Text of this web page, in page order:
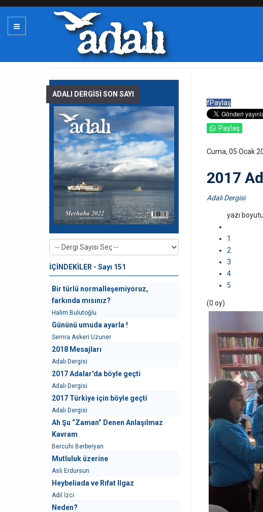
fPaylaş
Paylaş
Cuma, 05 Ocak
2017
Adalı Dergisi
yazı boyutu
1
2
3
4
5
(0 oy)
ADALI DERGİSİ SON SAYI
İÇİNDEKİLER - Sayı 151
Bir türlü normalleşemiyoruz,
farkında mısınız?
Halim Bulutoğlu
Gününü umuda ayarla !
Semra Askeri Uzuner
2018 Mesajları
Adalı Dergisi
2017 Adalar'da böyle geçti
Adalı Dergisi
2017 Türkiye için böyle geçti
Adalı Dergisi
Ah Şu “Zaman” Denen Anlaşılmaz
Kavram
Bercuhi Berberyan
Mutluluk üzerine
Aslı Erdursun
Heybeliada ve Rıfat Ilgaz
Adil İzci
Neden?